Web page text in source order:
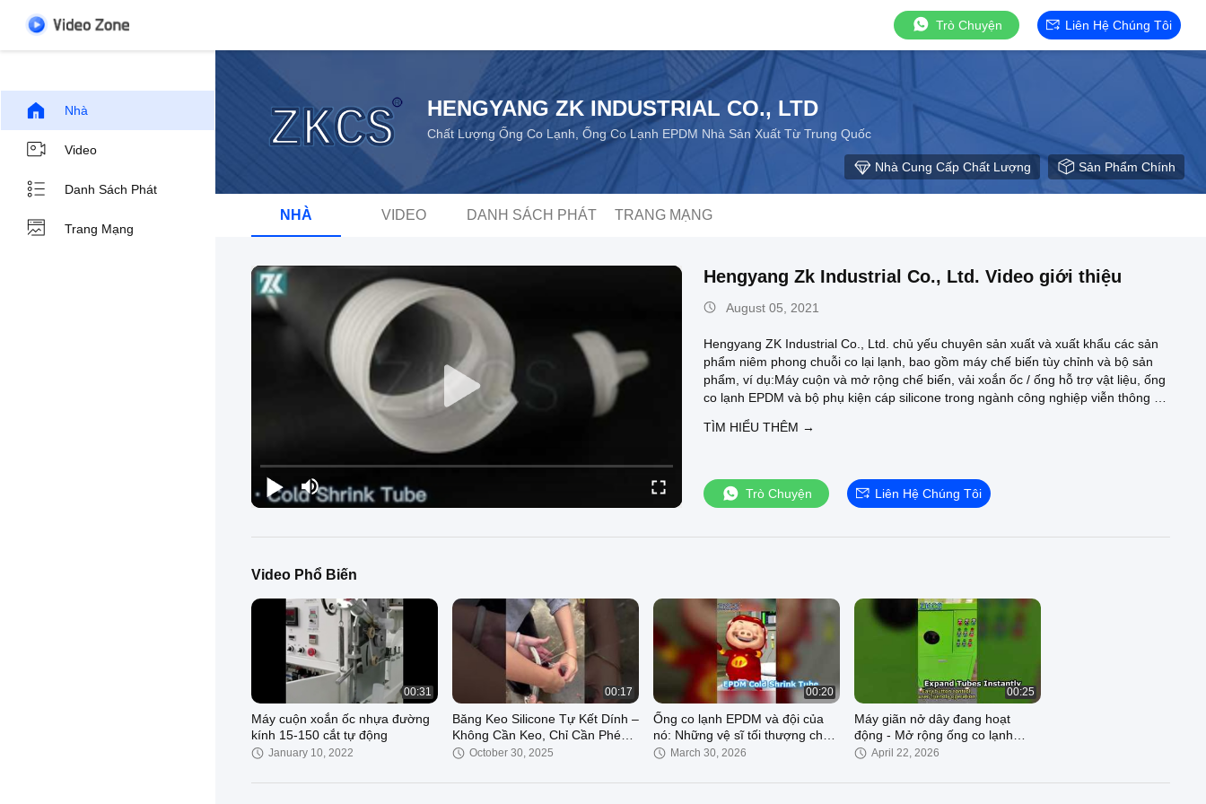
Trò Chuyện Liên Hệ Chúng Tôi
Nhà
Video
Danh Sách Phát
Trang Mạng
HENGYANG ZK INDUSTRIAL CO., LTD
Chất Lượng Ống Co Lạnh, Ống Co Lạnh EPDM Nhà Sản Xuất Từ Trung Quốc
Nhà Cung Cấp Chất Lượng Sản Phẩm Chính
NHÀ VIDEO DANH SÁCH PHÁT TRANG MẠNG
Hengyang Zk Industrial Co., Ltd. Video giới thiệu
August 05, 2021
Hengyang ZK Industrial Co., Ltd. chủ yếu chuyên sản xuất và xuất khẩu các sản
phẩm niêm phong chuỗi co lại lạnh, bao gồm máy chế biến tùy chỉnh và bộ sản
phẩm, ví dụ:Máy cuộn và mở rộng chế biến, vải xoắn ốc / ống hỗ trợ vật liệu, ống
co lạnh EPDM và bộ phụ kiện cáp silicone trong ngành công nghiệp viễn thông và
www.cold-shrinktube.com.
TÌM HIỂU THÊM →
Trò Chuyện Liên Hệ Chúng Tôi
Video Phổ Biến
00:31
Máy cuộn xoắn ốc nhựa đường
kính 15-150 cắt tự động
January 10, 2022
00:17
Băng Keo Silicone Tự Kết Dính –
Không Cần Keo, Chỉ Cần Phép
Màu! | Băng Keo Sửa Chữa
October 30, 2025
00:20
Ống co lạnh EPDM và đội của
nó: Những vệ sĩ tối thượng cho
cáp của bạn!
March 30, 2026
00:25
Máy giãn nở dây đang hoạt
động - Mở rộng ống co lạnh
đường kính nhỏ
April 22, 2026